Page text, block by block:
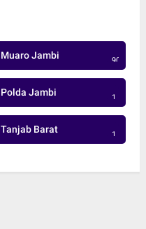
Muaro Jambi 906
Polda Jambi 1
Tanjab Barat 1